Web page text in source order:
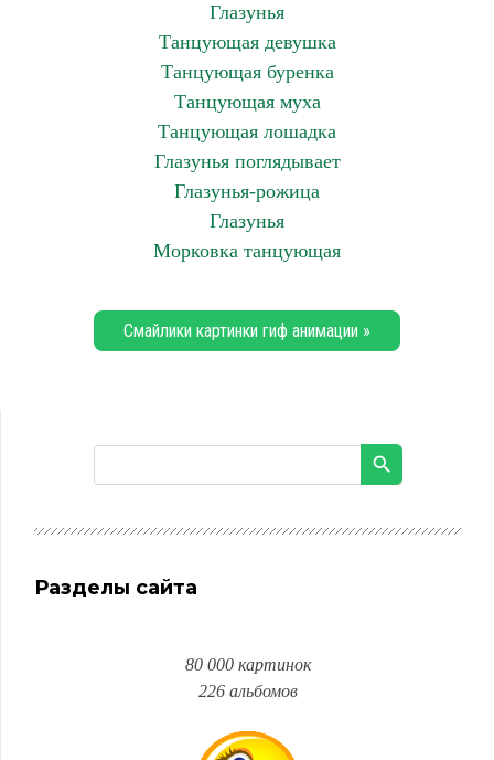
Глазунья
Танцующая девушка
Танцующая буренка
Танцующая муха
Танцующая лошадка
Глазунья поглядывает
Глазунья-рожица
Глазунья
Морковка танцующая
Смайлики картинки гиф анимации »
Разделы сайта
80 000 картинок
226 альбомов